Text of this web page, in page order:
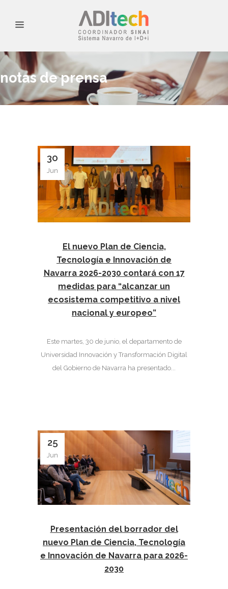
notas de prensa
30
Jun
El nuevo Plan de Ciencia,
Tecnología e Innovación de
Navarra 2026-2030 contará con 17
medidas para “alcanzar un
ecosistema competitivo a nivel
nacional y europeo”
Este martes, 30 de junio, el departamento de
Universidad Innovación y Transformación Digital
del Gobierno de Navarra ha presentado...
25
Jun
Presentación del borrador del
nuevo Plan de Ciencia, Tecnología
e Innovación de Navarra para 2026-
2030